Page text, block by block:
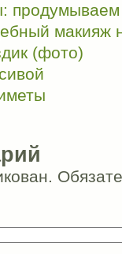
макияж
(фото)